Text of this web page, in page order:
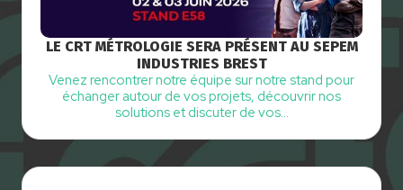
LE CRT MÉTROLOGIE SERA PRÉSENT AU SEPEM
INDUSTRIES BREST
Venez rencontrer notre équipe sur notre stand pour
échanger autour de vos projets, découvrir nos
solutions et discuter de vos…